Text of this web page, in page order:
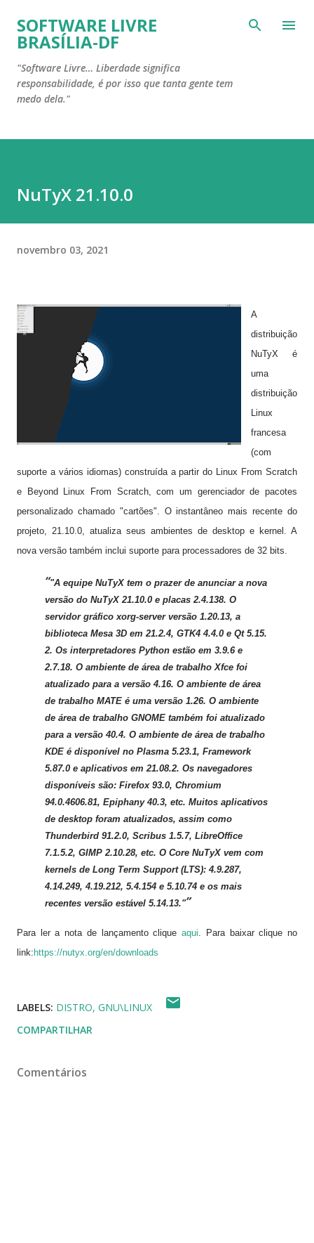
Pular para o conteúdo principal
SOFTWARE LIVRE
BRASÍLIA-DF
"Software Livre… Liberdade significa
responsabilidade, é por isso que tanta gente tem
medo dela."
NuTyX 21.10.0
novembro 03, 2021
A
distribuição
NuTyX é
uma
distribuição
Linux
francesa
(com
suporte a vários idiomas) construída a partir do Linux From Scratch
e Beyond Linux From Scratch, com um gerenciador de pacotes
personalizado chamado "cartões". O instantâneo mais recente do
projeto, 21.10.0, atualiza seus ambientes de desktop e kernel. A
nova versão também inclui suporte para processadores de 32 bits.
"A equipe NuTyX tem o prazer de anunciar a nova
versão do NuTyX 21.10.0 e placas 2.4.138. O
servidor gráfico xorg-server versão 1.20.13, a
biblioteca Mesa 3D em 21.2.4, GTK4 4.4.0 e Qt 5.15.
2. Os interpretadores Python estão em 3.9.6 e
2.7.18. O ambiente de área de trabalho Xfce foi
atualizado para a versão 4.16. O ambiente de área
de trabalho MATE é uma versão 1.26. O ambiente
de área de trabalho GNOME também foi atualizado
para a versão 40.4. O ambiente de área de trabalho
KDE é disponível no Plasma 5.23.1, Framework
5.87.0 e aplicativos em 21.08.2. Os navegadores
disponíveis são: Firefox 93.0, Chromium
94.0.4606.81, Epiphany 40.3, etc. Muitos aplicativos
de desktop foram atualizados, assim como
Thunderbird 91.2.0, Scribus 1.5.7, LibreOffice
7.1.5.2, GIMP 2.10.28, etc. O Core NuTyX vem com
kernels de Long Term Support (LTS): 4.9.287,
4.14.249, 4.19.212, 5.4.154 e 5.10.74 e os mais
recentes versão estável 5.14.13."
Para ler a nota de lançamento cliqueaqui. Para baixar clique no
link: https://nutyx.org/en/downloads
LABELS: DISTRO GNU\LINUX
COMPARTILHAR
Comentários